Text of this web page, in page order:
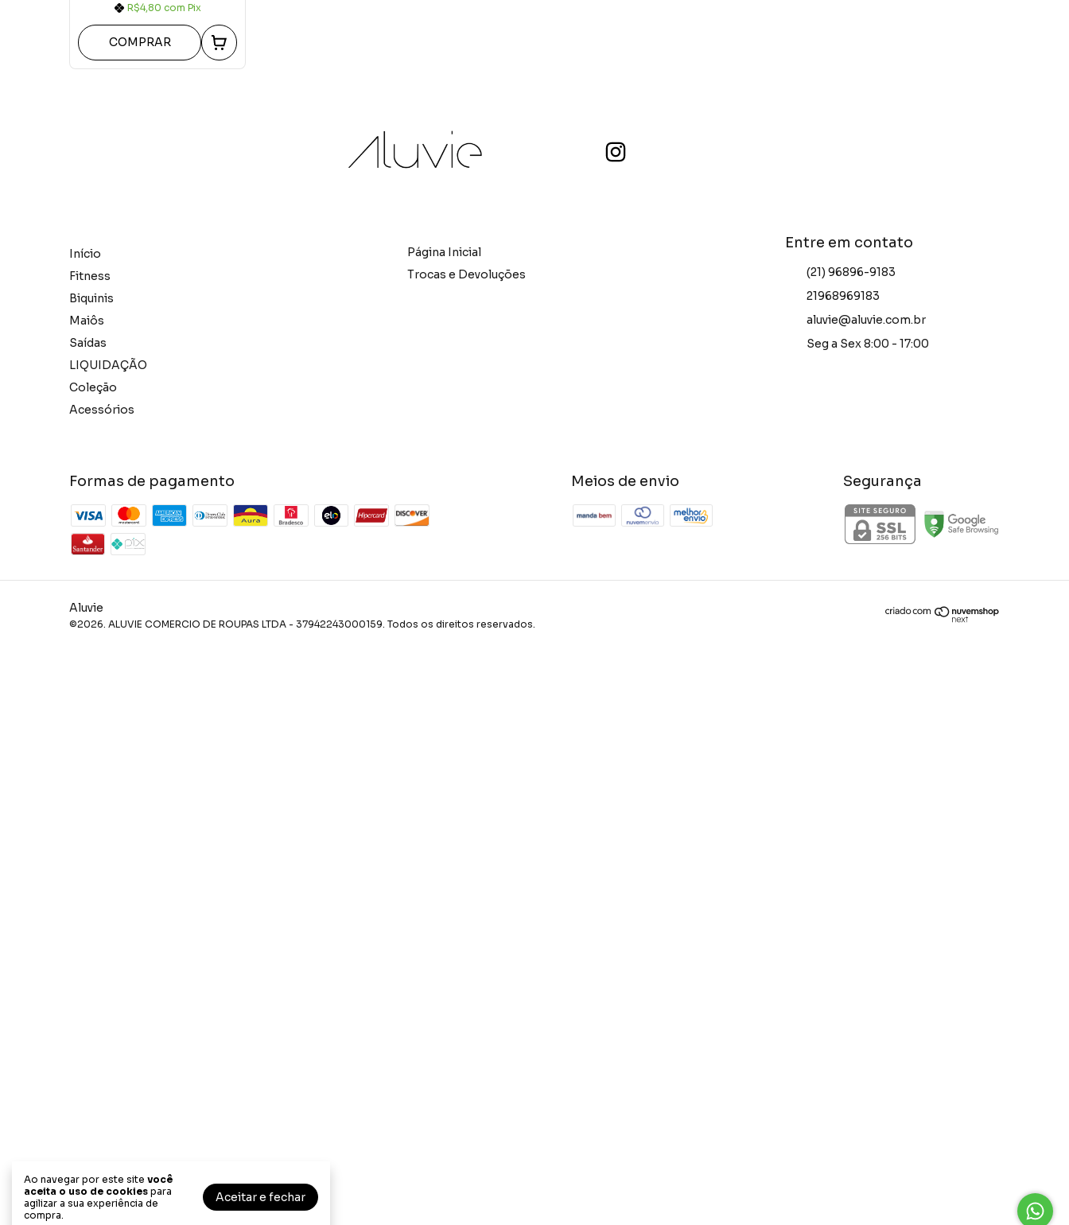
Ao navegar por este site você
aceita o uso de cookies para
agilizar a sua experiência de
compra.
Aceitar e fechar
R$4,80 com Pix
COMPRAR
Início
Fitness
Biquinis
Maiôs
Saídas
LIQUIDAÇÃO
Coleção
Acessórios
Página Inicial
Trocas e Devoluções
Entre em contato
(21) 96896-9183
21968969183
aluvie@aluvie.com.br
Seg a Sex 8:00 - 17:00
Formas de pagamento Meios de envio Segurança
Aluvie
©2026. ALUVIE COMERCIO DE ROUPAS LTDA - 37942243000159. Todos os direitos reservados.